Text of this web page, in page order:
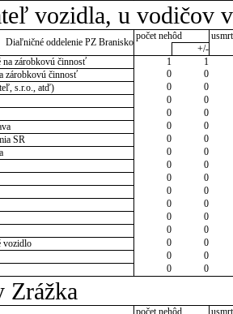
vozidla, u vodičov
Diaľničné oddelenie PZ Branisko
počet nehôd
+/-
na zárobkovú činnosť
1
1
zárobkovú činnosť
0
0
s.r.o., atď)
0
0
0
0
0
0
0
0
SR
0
0
0
0
0
0
0
0
0
0
0
0
0
0
0
0
vozidlo
0
0
0
0
0 0
Zrážka